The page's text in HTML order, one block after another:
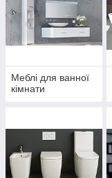
Меблі для ванної
кімнати